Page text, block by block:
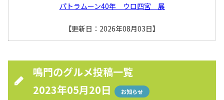
パトラムーン40年 ウロ四宮 展
【更新日：2026年08月03日】
鳴門のグルメ投稿一覧
2023年05月20日
お知らせ